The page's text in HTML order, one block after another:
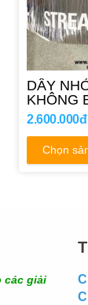
DÂY
KHÔNG
NETAFIM
2.600.000đ
Chọn
các giải